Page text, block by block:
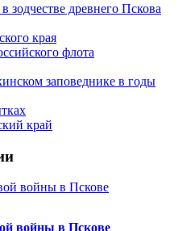
зодчестве древнего Пскова
края
флота
заповеднике в годы
край
войны в Пскове